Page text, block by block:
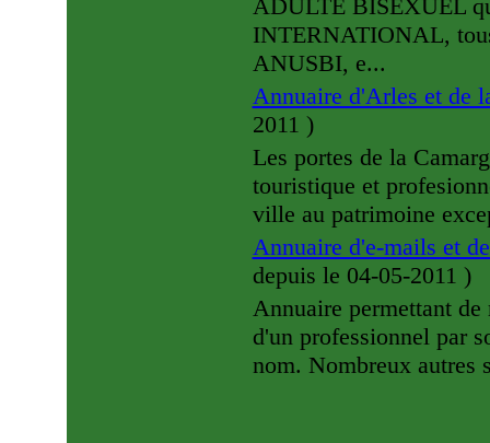
ADULTE BISEXUEL
INTERNATIONAL,
ANUSBI, e...
Annuaire d'Arles et de
2011 )
Les portes de la
touristique et
ville au patrimoine
Annuaire d'e-mails et
depuis le 04-05-2011 )
Annuaire permettant
d'un professionnel par
nom. Nombreux autres